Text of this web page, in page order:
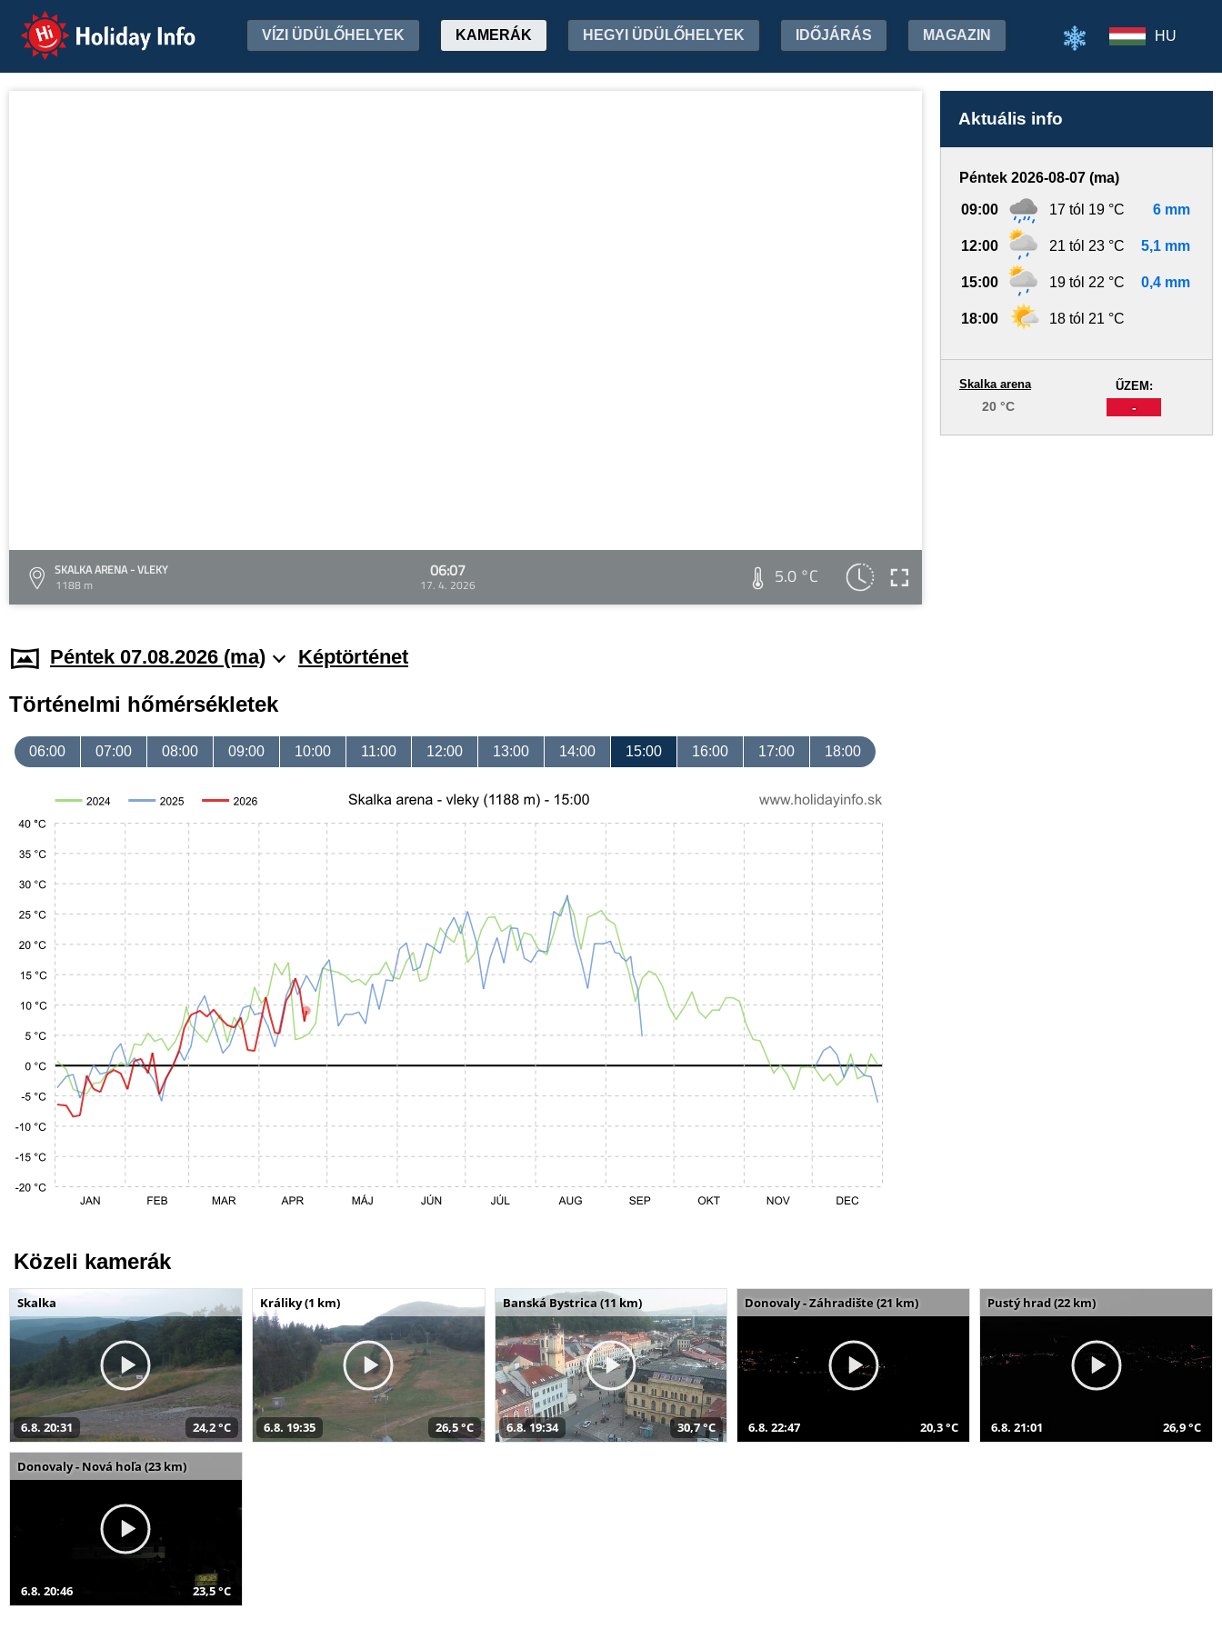
Holiday Info VÍZI ÜDÜLŐHELYEK KAMERÁK HEGYI ÜDÜLŐHELYEK IDŐJÁRÁS MAGAZIN HU
SKALKA ARENA - VLEKY
1188 m
06:07
17. 4. 2026 5.0 °C
Aktuális info
Péntek 2026-08-07 (ma)
09:00 17 tól 19 °C 6 mm
12:00 21 tól 23 °C 5,1 mm
15:00 19 tól 22 °C 0,4 mm
18:00 18 tól 21 °C
ŰZEM:
-
Skalka arena
20 °C
Péntek 07.08.2026 (ma) Képtörténet
Történelmi hőmérsékletek
06:00 07:00 08:00 09:00 10:00 11:00 12:00 13:00 14:00 15:00 16:00 17:00 18:00
Közeli kamerák
Skalka
6.8. 20:31 24,2 °C
Králiky (1 km)
6.8. 19:35 26,5 °C
Banská Bystrica (11 km)
6.8. 19:34 30,7 °C
Donovaly - Záhradište (21 km)
6.8. 22:47 20,3 °C
Pustý hrad (22 km)
6.8. 21:01 26,9 °C
Donovaly - Nová hoľa (23 km)
6.8. 20:46 23,5 °C